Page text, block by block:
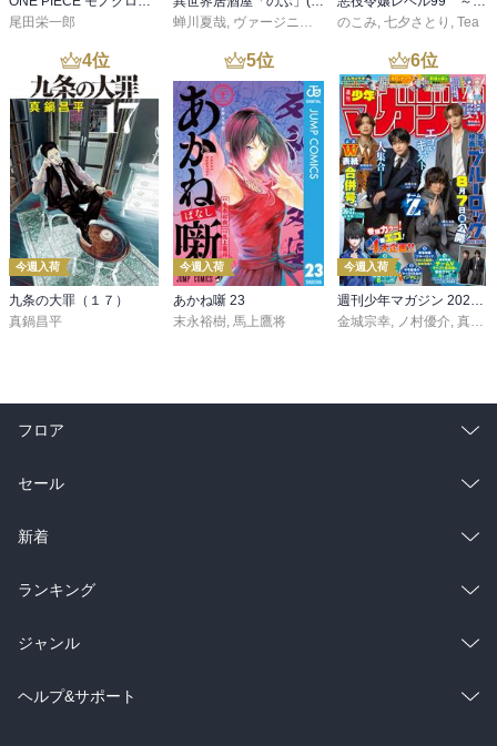
尾田栄一郎
蝉川夏哉, ヴァージニア二等兵 ,転
のこみ, 七夕さとり , Tea
4位
今週入荷
九条の大罪（１７）
真鍋昌平
5位
今週入荷
あかね噺 23
末永裕樹 馬上鷹将
6位
今週入荷
金城宗幸
ノ村優介 真島ヒロ
フロア
総合
ラノベ
雑誌・グラビア
BL・TL
セール
総合
ラノベ
雑誌・グラビア
BL・TL
新着
総合
ラノベ
雑誌・グラビア
ランキング
総合
ラノベ
ジャンル
コミック
ヘルプ&サポート